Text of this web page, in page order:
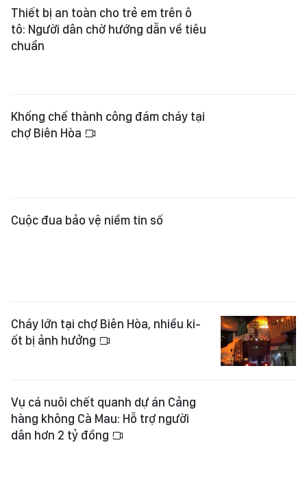
chuẩn
Khống chế thành công đám cháy tại
Vụ cá nuôi chết quanh dự án Cảng
Ba cơn bão cùng hoạt động ở Tây
Bắc Thái Bình Dương